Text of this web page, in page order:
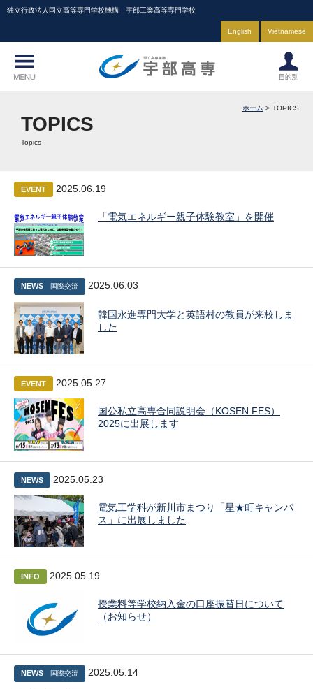
独立行政法人国立高等専門学校機構 宇部工業高等専門学校
English Vietnamese
ホーム TOPICS
TOPICS
Topics
EVENT 2025.06.19
「電気エネルギー親子体験教室」を開催
NEWS 国際交流 2025.06.03
韓国永進専門大学と英語村の教員が来校しま
した
EVENT 2025.05.27
国公私立高専合同説明会（KOSEN FES）
2025に出展します
NEWS 2025.05.23
電気工学科が新川市まつり「星★町キャンパ
ス」に出展しました
INFO 2025.05.19
授業料等学校納入金の口座振替日について
（お知らせ）
NEWS 国際交流 2025.05.14